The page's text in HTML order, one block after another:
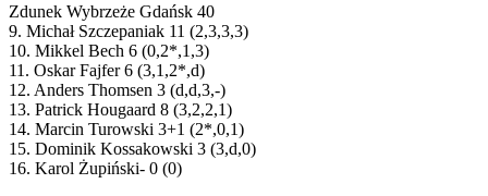
Zdunek Wybrzeże Gdańsk 40
9. Michał Szczepaniak 11 (2,3,3,3)
10. Mikkel Bech 6 (0,2*,1,3)
11. Oskar Fajfer 6 (3,1,2*,d)
12. Anders Thomsen 3 (d,d,3,-)
13. Patrick Hougaard 8 (3,2,2,1)
14. Marcin Turowski 3+1 (2*,0,1)
15. Dominik Kossakowski 3 (3,d,0)
16. Karol Żupiński- 0 (0)